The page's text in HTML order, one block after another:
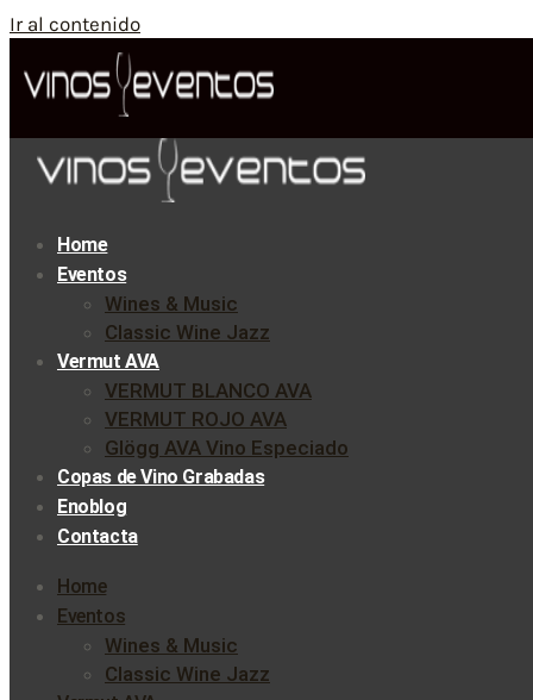
Ir al contenido
Home
Eventos
Wines & Music
Classic Wine Jazz
Vermut AVA
VERMUT BLANCO AVA
VERMUT ROJO AVA
Glögg AVA Vino Especiado
Copas de Vino Grabadas
Enoblog
Contacta
Home
Eventos
Wines & Music
Classic Wine Jazz